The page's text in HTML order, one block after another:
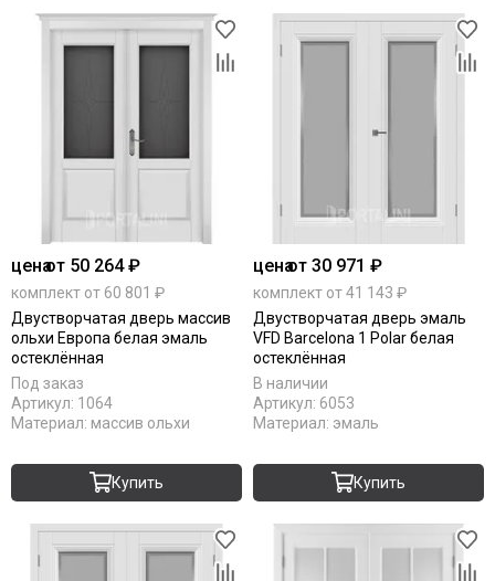
ценаот 50 264 ₽
комплект от 60 801 ₽
Двустворчатая дверь массив
ольхи Европа белая эмаль
остеклённая
Под заказ
Артикул: 1064
Материал: массив ольхи
Купить
ценаот 30 971 ₽
комплект от 41 143 ₽
Двустворчатая дверь эмаль
VFD Barcelona 1 Polar белая
остеклённая
В наличии
Артикул: 6053
Материал: эмаль
Купить